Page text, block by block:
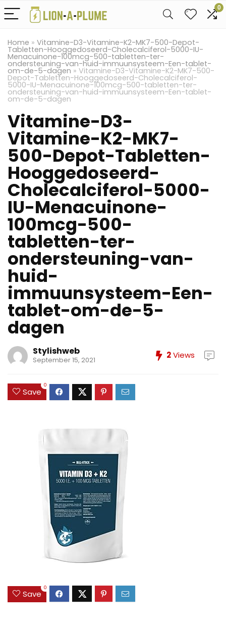
0
Home » Vitamine-D3-Vitamine-K2-MK7-500-Depot-
Tabletten-Hooggedoseerd-Cholecalciferol-5000-IU-
Menacuinone-100mcg-500-tabletten-ter-
ondersteuning-van-huid-immuunsysteem-Een-tablet-
om-de-5-dagen » Vitamine-D3-Vitamine-K2-MK7-500-
Depot-Tabletten-Hooggedoseerd-Cholecalciferol-
5000-IU-Menacuinone-100mcg-500-tabletten-ter-
ondersteuning-van-huid-immuunsysteem-Een-tablet-
om-de-5-dagen
Vitamine-D3-
Vitamine-K2-MK7-
500-Depot-Tabletten-
Hooggedoseerd-
Cholecalciferol-5000-
IU-Menacuinone-
100mcg-500-
tabletten-ter-
ondersteuning-van-
huid-
immuunsysteem-Een-
tablet-om-de-5-
dagen
Stylishweb
September 15, 2021 2Views
Save
0
Save
0